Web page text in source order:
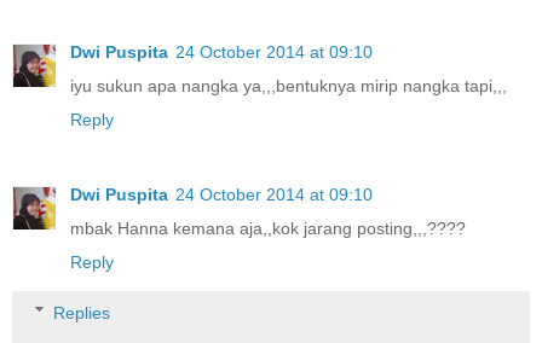
Dwi Puspita 24 October 2014 at 09:10
iyu sukun apa nangka ya,,,bentuknya mirip nangka tapi,,,
Reply
Dwi Puspita 24 October 2014 at 09:10
mbak Hanna kemana aja,,kok jarang posting,,,????
Reply
Replies